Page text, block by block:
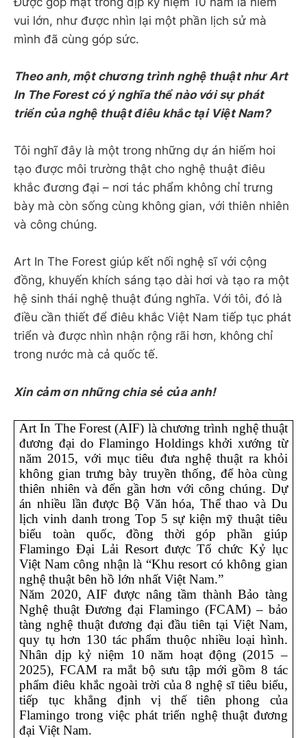
vui lớn, như được nhìn lại một phần lịch sử mà
mình đã cùng góp sức.
Theo anh, một chương trình nghệ thuật như Art
In The Forest có ý nghĩa thể nào với sự phát
triển của nghệ thuật điêu khắc tại Việt Nam?
Tôi nghĩ đây là một trong những dự án hiếm hoi
tạo được môi trường thật cho nghệ thuật điêu
khắc đương đại – nơi tác phẩm không chỉ trưng
bày mà còn sống cùng không gian, với thiên nhiên
và công chúng.
Art In The Forest giúp kết nối nghệ sĩ với cộng
đồng, khuyến khích sáng tạo dài hơi và tạo ra một
hệ sinh thái nghệ thuật đúng nghĩa. Với tôi, đó là
điều cần thiết để điêu khắc Việt Nam tiếp tục phát
triển và được nhìn nhận rộng rãi hơn, không chỉ
trong nước mà cả quốc tế.
Xin cảm ơn những chia sẻ của anh!
Art In The Forest (AIF) là chương trình nghệ thuật
đương đại do Flamingo Holdings khởi xướng từ
năm 2015, với mục tiêu đưa nghệ thuật ra khỏi
không gian trưng bày truyền thống, để hòa cùng
thiên nhiên và đến gần hơn với công chúng. Dự
án nhiều lần được Bộ Văn hóa, Thể thao và Du
lịch vinh danh trong Top 5 sự kiện mỹ thuật tiêu
biểu toàn quốc, đồng thời góp phần giúp
Flamingo Đại Lải Resort được Tổ chức Kỷ lục
Việt Nam công nhận là “Khu resort có không gian
nghệ thuật bên hồ lớn nhất Việt Nam.”
Năm 2020, AIF được nâng tầm thành Bảo tàng
Nghệ thuật Đương đại Flamingo (FCAM) – bảo
tàng nghệ thuật đương đại đầu tiên tại Việt Nam,
quy tụ hơn 130 tác phẩm thuộc nhiều loại hình.
Nhân dịp kỷ niệm 10 năm hoạt động (2015 –
2025), FCAM ra mắt bộ sưu tập mới gồm 8 tác
phẩm điêu khắc ngoài trời của 8 nghệ sĩ tiêu biểu,
tiếp tục khẳng định vị thế tiên phong của
Flamingo trong việc phát triển nghệ thuật đương
đại Việt Nam.